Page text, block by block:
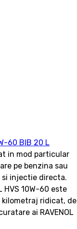
60 BIB 20 L
in mod particular
pe benzina sau
injectie directa.
HVS 10W-60 este
ridicat, de
ai RAVENOL